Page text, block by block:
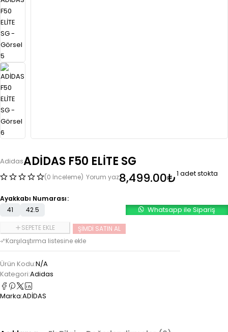
AdidasADİDAS F50 ELİTE SG
(0 İnceleme) Yorum yaz8,499.00₺1 adet stokta
Ayakkabı Numarası
41
42.5
SEPETE EKLE ŞIMDI SATIN AL
Whatsapp ile Sipariş
Ürün Kodu:N/A
Kategori:Adidas
Marka:ADİDAS